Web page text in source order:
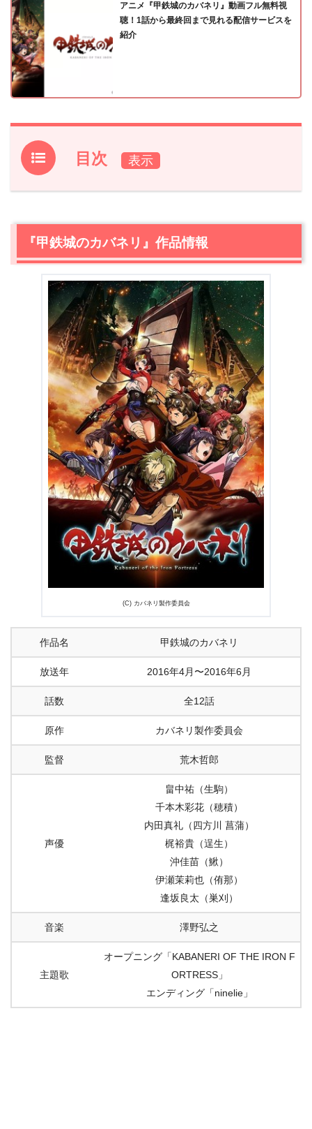
アニメ『甲鉄城のカバネリ』動画フル無料視
聴！1話から最終回まで見れる配信サービスを
紹介
目次
1.『甲鉄城のカバネリ』作品情報
2.1生駒（声優:畠中祐）
2.2無名/穂積
むめい/ほづみ
（声優:千本木彩花）
2.4 来栖
くるす
（声優:増田俊樹）
2.5天鳥 美馬
あまとり びば
（声優:宮野真守）
【ネタバレ】『甲鉄城のカバネリ』あらすじ・感想
3.1美樹本晴彦さん
3.2 アニメーションが凄い
3.3無名がカワイイ
3.4『進撃の巨人』との繋がり
3.5 脇役が魅力的
3.6後半は駆け足
3.7頭は空っぽにしてみよう
3.8メディア展開
『甲鉄城のカバネリ』まとめ
『甲鉄城のカバネリ』作品情報
(C) カバネリ製作委員会
作品名 甲鉄城のカバネリ
放送年 2016年4月〜2016年6月
話数 全12話
原作 カバネリ製作委員会
監督 荒木哲郎
声優
畠中祐（生駒）
千本木彩花（穂積）
内田真礼（四方川 菖蒲）
梶裕貴（逞生）
沖佳苗（鰍）
伊瀬茉莉也（侑那）
逢坂良太（巣刈）
音楽 澤野弘之
主題歌
オープニング「KABANERI OF THE IRON F
ORTRESS」
エンディング「ninelie」